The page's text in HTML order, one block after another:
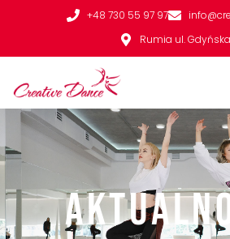
+48 730 55 97 97
Rumia ul.